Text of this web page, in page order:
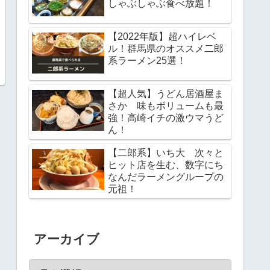
しゃぶしゃぶ食べ放題！
【2022年版】超ハイレベ
ル！群馬県のオススメ二郎
系ラーメン25選！
【超人気】うどん居酒屋ま
さか 味もボリュームも最
強！高崎イチの激ウマうど
ん！
【二郎系】いち大 次々と
ヒット店を生む、数字にち
なんだラーメングループの
元祖！
アーカイブ